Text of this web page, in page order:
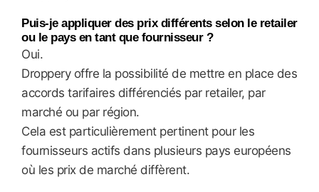
Puis-je appliquer des prix différents selon le retailer
ou le pays en tant que fournisseur ?
Oui.
Droppery offre la possibilité de mettre en place des
accords tarifaires différenciés par retailer, par
marché ou par région.
Cela est particulièrement pertinent pour les
fournisseurs actifs dans plusieurs pays européens
où les prix de marché diffèrent.